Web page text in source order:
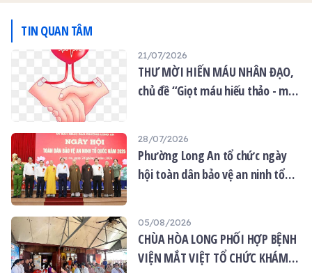
TIN QUAN TÂM
21/07/2026
THƯ MỜI HIẾN MÁU NHÂN ĐẠO,
chủ đề “Giọt máu hiếu thảo - mùa
28/07/2026
Phường Long An tổ chức ngày
hội toàn dân bảo vệ an ninh tổ
05/08/2026
CHÙA HÒA LONG PHỐI HỢP BỆNH
VIỆN MẮT VIỆT TỔ CHỨC KHÁM